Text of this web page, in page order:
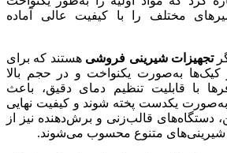
مختلف را با کیفیت عالی آماده
تجهیزات شیرینی فروشی هستند که برای
کیک‌ها به‌صورت یکنواخت و در حجم بالا
با قابلیت تنظیم دمای دقیق، باعث
یکدست پخته شوند و کیفیت نهایی
دستگاه‌های قالب‌زنی و برش‌دهنده نیز از
شیرینی‌های متنوع محسوب می‌شوند.